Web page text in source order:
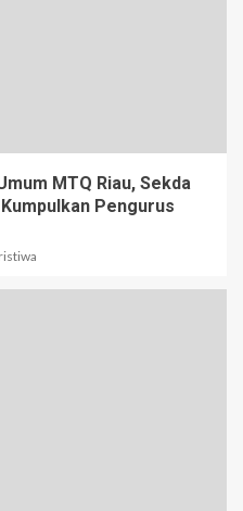
MTQ Riau, Sekda
Pengurus